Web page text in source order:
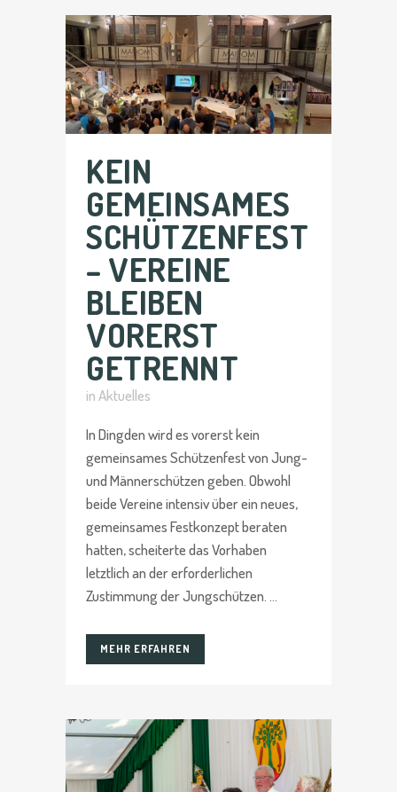
KEIN
GEMEINSAMES
SCHÜTZENFEST
– VEREINE
BLEIBEN
VORERST
GETRENNT
inAktuelles
In Dingden wird es vorerst kein
gemeinsames Schützenfest von Jung-
und Männerschützen geben. Obwohl
beide Vereine intensiv über ein neues,
gemeinsames Festkonzept beraten
hatten, scheiterte das Vorhaben
letztlich an der erforderlichen
Zustimmung der Jungschützen. ...
MEHR ERFAHREN